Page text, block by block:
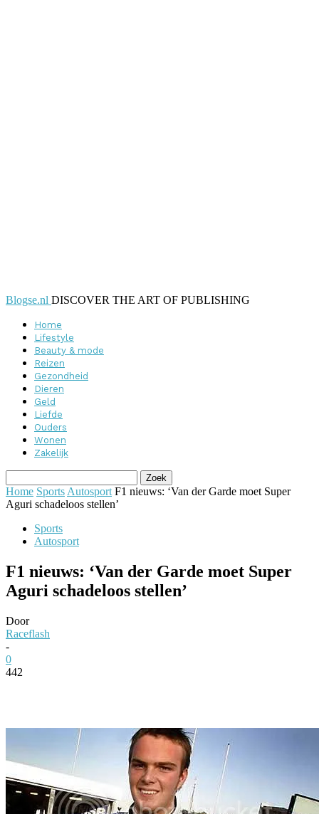
Blogse.nl DISCOVER THE ART OF PUBLISHING
Home
Lifestyle
Beauty & mode
Reizen
Gezondheid
Dieren
Geld
Liefde
Ouders
Wonen
Zakelijk
Home Sports Autosport F1 nieuws: ‘Van der Garde moet Super
Aguri schadeloos stellen’
Sports
Autosport
F1 nieuws: ‘Van der Garde moet Super
Aguri schadeloos stellen’
Door
Raceflash
-
0
442